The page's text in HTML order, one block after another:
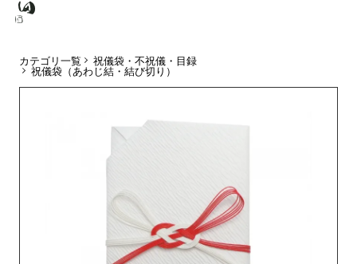
カテゴリ一覧
祝儀袋・不祝儀・目録
祝儀袋（あわじ結・結び切り）